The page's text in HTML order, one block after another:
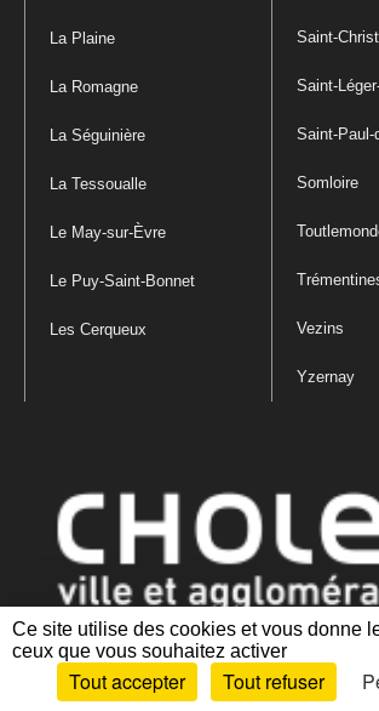
Ce site utilise des cookies et vous donne
ceux que vous souhaitez activer
Tout accepter Tout refuser
La Plaine
La Romagne
La Séguinière
La Tessoualle
Le May-sur-Èvre
Le Puy-Saint-Bonnet
Les Cerqueux
Saint-
Saint-
Saint-Paul-
Somloire
Vezins
Yzernay
Mentions légales|Politique de confidentialité
des cookies |Plan du site Accessibilité :